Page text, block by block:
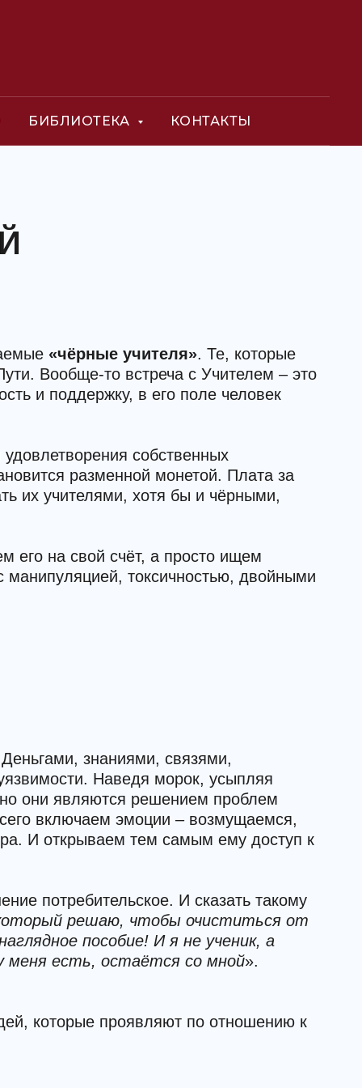
БИБЛИОТЕКА КОНТАКТЫ
«чёрные учителя». Те, которые
Вообще-то встреча с Учителем – это
и поддержку, в его поле человек
собственных
разменной монетой. Плата за
их учителями, хотя бы и чёрными,
его на свой счёт, а просто ищем
токсичностью, двойными
знаниями, связями,
Наведя морок, усыпляя
они являются решением проблем
включаем эмоции – возмущаемся,
И открываем тем самым ему доступ к
потребительское. И сказать такому
решаю, чтобы очиститься от
пособие! И я не ученик, а
меня есть, остаётся со мной».
которые проявляют по отношению к